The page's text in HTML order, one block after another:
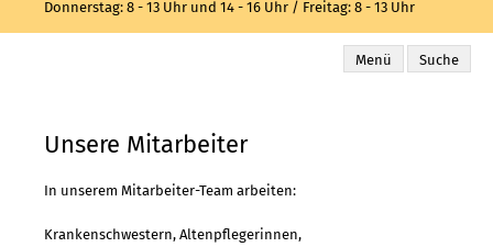
Donnerstag: 8 - 13 Uhr und 14 - 16 Uhr / Freitag: 8 - 13 Uhr
Menü Suche
Unsere Mitarbeiter
In unserem Mitarbeiter-Team arbeiten:
Krankenschwestern, Altenpflegerinnen,